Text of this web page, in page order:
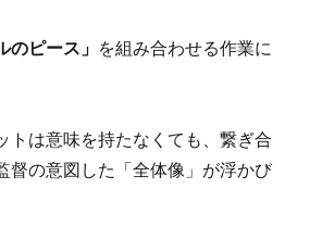
のピース」 を組み合わせる作業に
トは意味を持たなくても、繋ぎ合
督の意図した「全体像」が浮かび